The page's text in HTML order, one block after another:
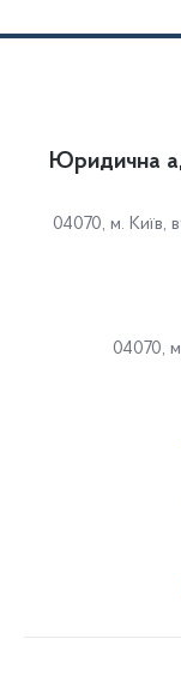
Юридична
04070, м. Київ,
04070,